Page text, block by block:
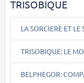
TRISOBIQUE
LA SORCIERE ET LE
TRISOBIQUE: LE
BELPHEGOR: